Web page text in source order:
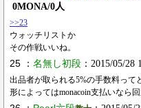
0MONA/0人
>>23
ウォッチリストか
その作戦いいね。
25 ： 名無し初段 ：2015/05/28
出品者が取られる5%の手数料って
形によってはmonacoin支払いなら